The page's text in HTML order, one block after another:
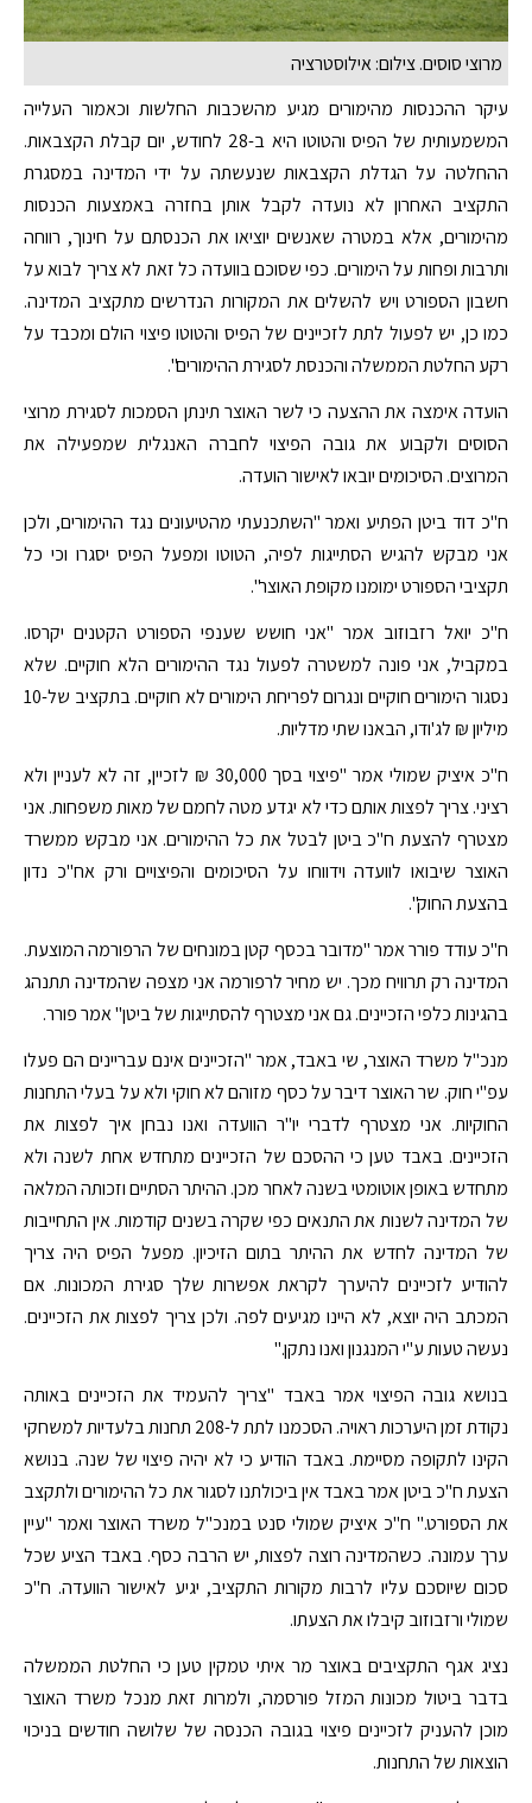
מרוצי סוסים. צילום: אילוסטרציה
עיקר ההכנסות מהימורים מגיע מהשכבות החלשות וכאמור העלייה
המשמעותית של הפיס והטוטו היא ב-28 לחודש, יום קבלת הקצבאות.
ההחלטה על הגדלת הקצבאות שנעשתה על ידי המדינה במסגרת
התקציב האחרון לא נועדה לקבל אותן בחזרה באמצעות הכנסות
מהימורים, אלא במטרה שאנשים יוציאו את הכנסתם על חינוך, רווחה
ותרבות ופחות על הימורים. כפי שסוכם בוועדה כל זאת לא צריך לבוא על
חשבון הספורט ויש להשלים את המקורות הנדרשים מתקציב המדינה.
כמו כן, יש לפעול לתת לזכיינים של הפיס והטוטו פיצוי הולם ומכבד על
רקע החלטת הממשלה והכנסת לסגירת ההימורים".
הועדה אימצה את ההצעה כי לשר האוצר תינתן הסמכות לסגירת מרוצי
הסוסים ולקבוע את גובה הפיצוי לחברה האנגלית שמפעילה את
המרוצים. הסיכומים יובאו לאישור הועדה.
ח"כ דוד ביטן הפתיע ואמר "השתכנעתי מהטיעונים נגד ההימורים, ולכן
אני מבקש להגיש הסתייגות לפיה, הטוטו ומפעל הפיס יסגרו וכי כל
תקציבי הספורט ימומנו מקופת האוצר".
ח"כ יואל רזבוזוב אמר "אני חושש שענפי הספורט הקטנים יקרסו.
במקביל, אני פונה למשטרה לפעול נגד ההימורים הלא חוקיים. שלא
נסגור הימורים חוקיים ונגרום לפריחת הימורים לא חוקיים. בתקציב של-10
מיליון ₪ לג'ודו, הבאנו שתי מדליות.
ח"כ איציק שמולי אמר "פיצוי בסך 30,000 ₪ לזכיין, זה לא לעניין ולא
רציני. צריך לפצות אותם כדי לא יגדע מטה לחמם של מאות משפחות. אני
מצטרף להצעת ח"כ ביטן לבטל את כל ההימורים. אני מבקש ממשרד
האוצר שיבואו לוועדה וידווחו על הסיכומים והפיצויים ורק אח"כ נדון
בהצעת החוק".
ח"כ עודד פורר אמר "מדובר בכסף קטן במונחים של הרפורמה המוצעת.
המדינה רק תרוויח מכך. יש מחיר לרפורמה אני מצפה שהמדינה תתנהג
בהגינות כלפי הזכיינים. גם אני מצטרף להסתייגות של ביטן" אמר פורר.
מנכ"ל משרד האוצר, שי באבד, אמר "הזכיינים אינם עבריינים הם פעלו
עפ"י חוק. שר האוצר דיבר על כסף מזוהם לא חוקי ולא על בעלי התחנות
החוקיות. אני מצטרף לדברי יו"ר הוועדה ואנו נבחן איך לפצות את
הזכיינים. באבד טען כי ההסכם של הזכיינים מתחדש אחת לשנה ולא
מתחדש באופן אוטומטי בשנה לאחר מכן. ההיתר הסתיים וזכותה המלאה
של המדינה לשנות את התנאים כפי שקרה בשנים קודמות. אין התחייבות
של המדינה לחדש את ההיתר בתום הזיכיון. מפעל הפיס היה צריך
להודיע לזכיינים להיערך לקראת אפשרות שלך סגירת המכונות. אם
המכתב היה יוצא, לא היינו מגיעים לפה. ולכן צריך לפצות את הזכיינים.
נעשה טעות ע"י המנגנון ואנו נתקן."
בנושא גובה הפיצוי אמר באבד "צריך להעמיד את הזכיינים באותה
נקודת זמן היערכות ראויה. הסכמנו לתת ל-208 תחנות בלעדיות למשחקי
הקינו לתקופה מסיימת. באבד הודיע כי לא יהיה פיצוי של שנה. בנושא
הצעת ח"כ ביטן אמר באבד אין ביכולתנו לסגור את כל ההימורים ולתקצב
את הספורט." ח"כ איציק שמולי סנט במנכ"ל משרד האוצר ואמר "עיין
ערך עמונה. כשהמדינה רוצה לפצות, יש הרבה כסף. באבד הציע שכל
סכום שיוסכם עליו לרבות מקורות התקציב, יגיע לאישור הוועדה. ח"כ
שמולי ורזבוזוב קיבלו את הצעתו.
נציג אגף התקציבים באוצר מר איתי טמקין טען כי החלטת הממשלה
בדבר ביטול מכונות המזל פורסמה, ולמרות זאת מנכל משרד האוצר
מוכן להעניק לזכיינים פיצוי בגובה הכנסה של שלושה חודשים בניכוי
הוצאות של התחנות.